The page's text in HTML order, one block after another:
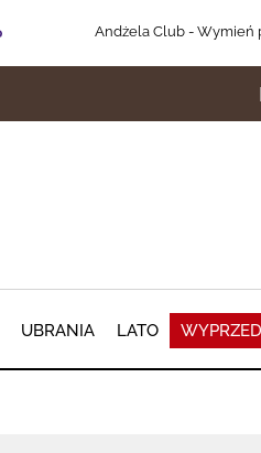
Andżela Club- Wymień
UBRANIA LATO